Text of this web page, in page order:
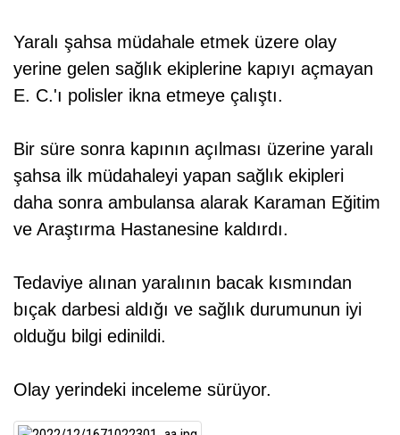
Yaralı şahsa müdahale etmek üzere olay
yerine gelen sağlık ekiplerine kapıyı açmayan
E. C.'ı polisler ikna etmeye çalıştı.
Bir süre sonra kapının açılması üzerine yaralı
şahsa ilk müdahaleyi yapan sağlık ekipleri
daha sonra ambulansa alarak Karaman Eğitim
ve Araştırma Hastanesine kaldırdı.
Tedaviye alınan yaralının bacak kısmından
bıçak darbesi aldığı ve sağlık durumunun iyi
olduğu bilgi edinildi.
Olay yerindeki inceleme sürüyor.